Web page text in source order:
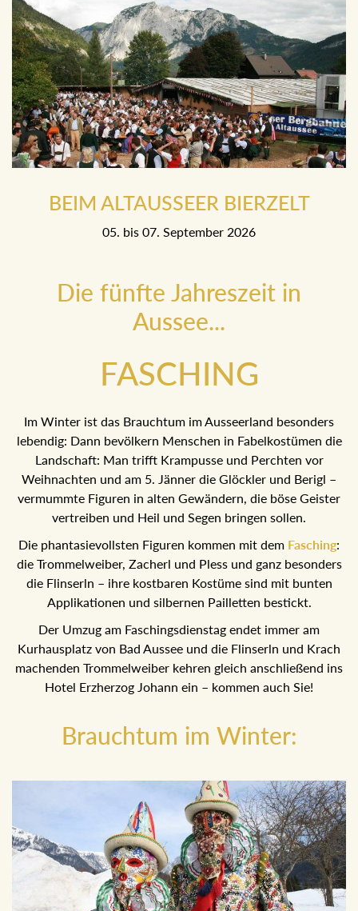
BEIM ALTAUSSEER BIERZELT
05. bis 07. September 2026
Die fünfte Jahreszeit in
Aussee...
FASCHING
Im Winter ist das Brauchtum im Ausseerland besonders
lebendig: Dann bevölkern Menschen in Fabelkostümen die
Landschaft: Man trifft Krampusse und Perchten vor
Weihnachten und am 5. Jänner die Glöckler und Berigl –
vermummte Figuren in alten Gewändern, die böse Geister
vertreiben und Heil und Segen bringen sollen.
Die phantasievollsten Figuren kommen mit dem Fasching:
die Trommelweiber, Zacherl und Pless und ganz besonders
die Flinserln – ihre kostbaren Kostüme sind mit bunten
Applikationen und silbernen Pailletten bestickt.
Der Umzug am Faschingsdienstag endet immer am
Kurhausplatz von Bad Aussee und die Flinserln und Krach
machenden Trommelweiber kehren gleich anschließend ins
Hotel Erzherzog Johann ein – kommen auch Sie!
Brauchtum im Winter: